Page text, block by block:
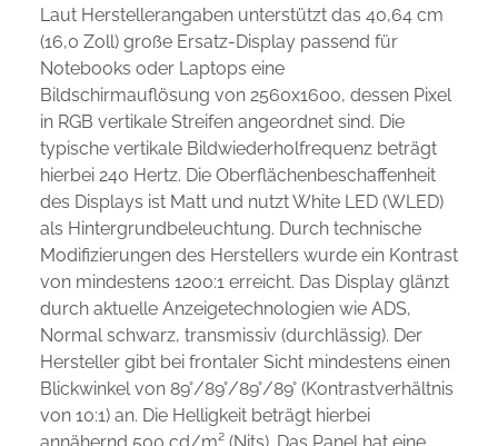
Laut Herstellerangaben unterstützt das 40,64 cm
(16,0 Zoll) große Ersatz-Display passend für
Notebooks oder Laptops eine
Bildschirmauflösung von 2560x1600, dessen Pixel
in RGB vertikale Streifen angeordnet sind. Die
typische vertikale Bildwiederholfrequenz beträgt
hierbei 240 Hertz. Die Oberflächenbeschaffenheit
des Displays ist Matt und nutzt White LED (WLED)
als Hintergrundbeleuchtung. Durch technische
Modifizierungen des Herstellers wurde ein Kontrast
von mindestens 1200:1 erreicht. Das Display glänzt
durch aktuelle Anzeigetechnologien wie ADS,
Normal schwarz, transmissiv (durchlässig). Der
Hersteller gibt bei frontaler Sicht mindestens einen
Blickwinkel von 89°/89°/89°/89° (Kontrastverhältnis
von 10:1) an. Die Helligkeit beträgt hierbei